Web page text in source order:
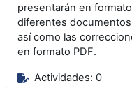
presentarán en
diferentes
así como las
en formato PDF.
Actividades: 0